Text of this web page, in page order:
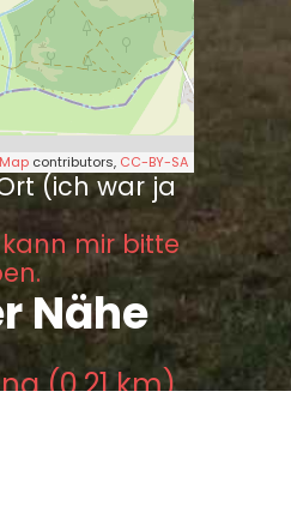
contributors, CC-BY-SA
(ich war ja
kann mir bitte
Nähe
(0.21 km)